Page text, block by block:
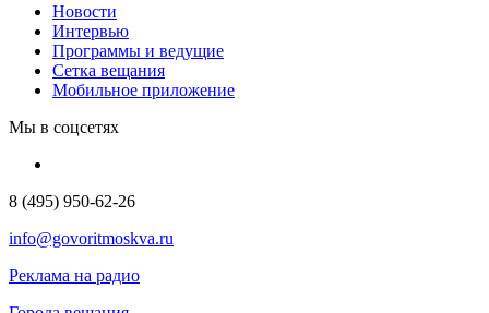
Новости
Интервью
Программы и ведущие
Сетка вещания
Мобильное приложение
Мы в соцсетях
8 (495) 950-62-26
info@govoritmoskva.ru
Реклама на радио